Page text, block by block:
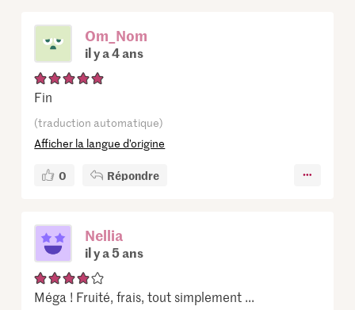
Om_Nom
il y a 4 ans
Fin
(traduction automatique)
Afficher la langue d’origine
0 Répondre
Nellia
il y a 5 ans
Méga ! Fruité, frais, tout simplement ...